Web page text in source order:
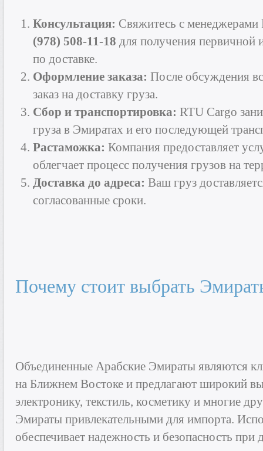
Консультация: Свяжитесь с
(978) 508-11-18 для получения первичной
по доставке.
Оформление заказа: После обсуждения
заказ на доставку груза.
Сбор и транспортировка: RTU Cargo
груза в Эмиратах и его последующей
Растаможка: Компания предоставляет
облегчает процесс получения грузов на
Доставка до адреса: Ваш груз
согласованные сроки.
Почему стоит выбрать
Объединенные Арабские Эмираты являются
на Ближнем Востоке и предлагают широкий
электронику, текстиль, косметику и многие
Эмираты привлекательными для импорта.
обеспечивает надежность и безопасность при